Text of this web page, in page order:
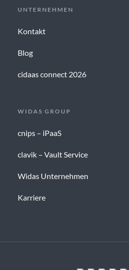
UNTERNEHMEN
Kontakt
Blog
cidaas connect 2026
WIDAS GROUP
cnips – iPaaS
clavik – Vault Service
Widas Unternehmen
Karriere